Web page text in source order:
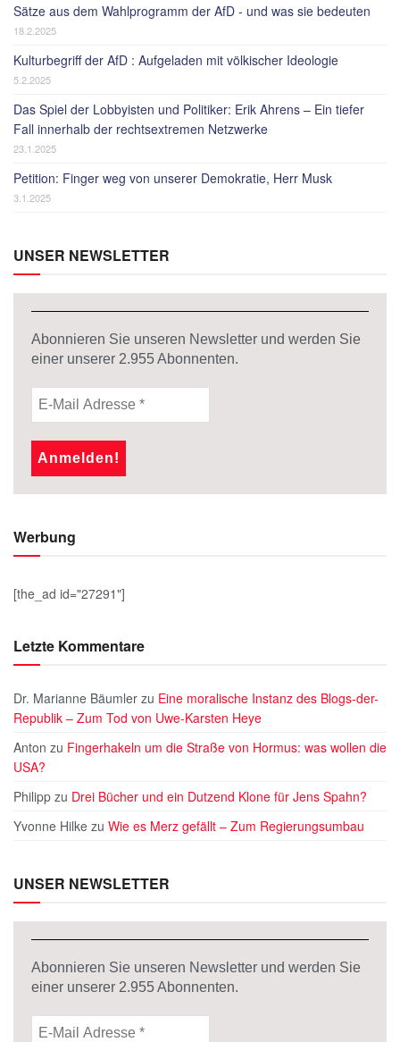
Sätze aus dem Wahlprogramm der AfD - und was sie bedeuten
18.2.2025
Kulturbegriff der AfD : Aufgeladen mit völkischer Ideologie
5.2.2025
Das Spiel der Lobbyisten und Politiker: Erik Ahrens – Ein tiefer
Fall innerhalb der rechtsextremen Netzwerke
23.1.2025
Petition: Finger weg von unserer Demokratie, Herr Musk
3.1.2025
UNSER NEWSLETTER
Abonnieren Sie unseren Newsletter und werden Sie
einer unserer 2.955Abonnenten.
Werbung
[the_ad id="27291"]
Letzte Kommentare
Dr. Marianne Bäumler zu Eine moralische Instanz des Blogs-der-
Republik – Zum Tod von Uwe-Karsten Heye
Anton zu Fingerhakeln um die Straße von Hormus: was wollen die
USA?
Philipp zu Drei Bücher und ein Dutzend Klone für Jens Spahn?
Yvonne Hilke zu Wie es Merz gefällt – Zum Regierungsumbau
UNSER NEWSLETTER
Abonnieren Sie unseren Newsletter und werden Sie
einer unserer 2.955Abonnenten.